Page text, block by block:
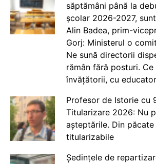
săptămâni până la
școlar 2026-2027,
Alin Badea, prim-
Gorj: Ministerul o
Ne sună directorii
rămân fără posturi.
învățătorii, cu
Profesor de Istorie cu
Titularizare 2026: Nu
așteptările. Din
titularizabile
Ședințele de